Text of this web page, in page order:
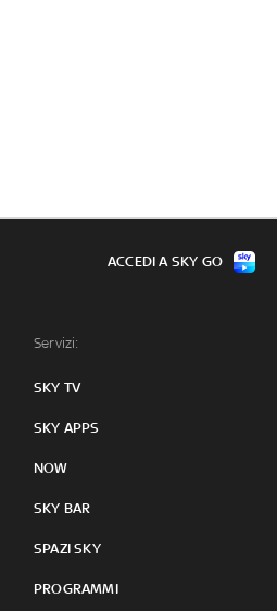
Servizi:
SKY TV
SKY APPS
NOW
SKY BAR
SPAZI SKY
PROGRAMMI
ACCEDI A SKY GO